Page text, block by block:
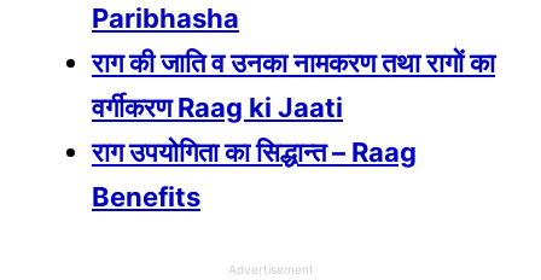
Paribhasha
राग की जाति व उनका नामकरण तथा रागों का
वर्गीकरण Raag ki Jaati
राग उपयोगिता का सिद्धान्त – Raag
Benefits
Advertisement